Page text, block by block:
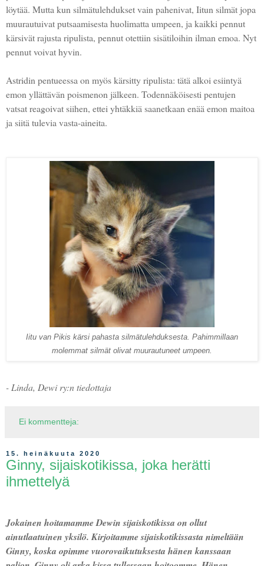
löytää. Mutta kun silmätulehdukset vain pahenivat, Iitun silmät jopa
muurautuivat putsaamisesta huolimatta umpeen, ja kaikki pennut
kärsivät rajusta ripulista, pennut otettiin sisätiloihin ilman emoa. Nyt
pennut voivat hyvin.
Astridin pentueessa on myös kärsitty ripulista: tätä alkoi esiintyä
emon yllättävän poismenon jälkeen. Todennäköisesti pentujen
vatsat reagoivat siihen, ettei yhtäkkiä saanetkaan enää emon maitoa
ja siitä tulevia vasta-aineita.
Iitu van Pikis kärsi pahasta silmätulehduksesta. Pahimmillaan
molemmat silmät olivat muurautuneet umpeen.
- Linda, Dewi ry:n tiedottaja
Ei kommentteja:
15. heinäkuuta 2020
Ginny, sijaiskotikissa, joka herätti
ihmettelyä
Jokainen hoitamamme Dewin sijaiskotikissa on ollut
ainutlaatuinen yksilö. Kirjoitamme sijaiskotikissasta nimeltään
Ginny, koska opimme vuorovaikutuksesta hänen kanssaan